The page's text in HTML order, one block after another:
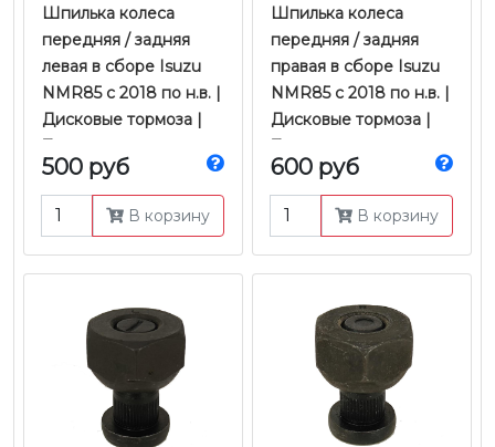
Шпилька колеса
передняя / задняя
левая в сборе Isuzu
NMR85 с 2018 по н.в. |
Дисковые тормоза |
Zevs
500 руб
В корзину
Шпилька колеса
передняя / задняя
правая в сборе Isuzu
NMR85 с 2018 по н.в. |
Дисковые тормоза |
Zevs
600 руб
В корзину